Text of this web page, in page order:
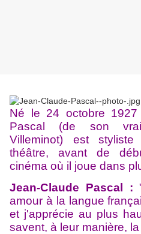
Né le 24 octobre 1927
Pascal (de son
Villeminot) est
théâtre, avant de
cinéma où il joue dans
Jean-Claude Pascal :
amour à la langue
et j'apprécie au plus
savent, à leur manière,